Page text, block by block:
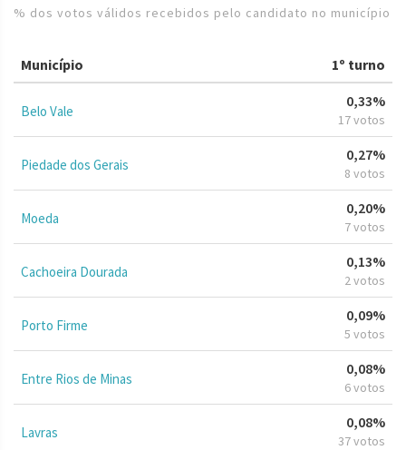
% dos votos válidos recebidos pelo candidato no município
Município 1º turno
Belo Vale
0,33%
17 votos
Piedade dos Gerais
0,27%
8 votos
Moeda
0,20%
7 votos
Cachoeira Dourada
0,13%
2 votos
Porto Firme
0,09%
5 votos
Entre Rios de Minas
0,08%
6 votos
Lavras
0,08%
37 votos